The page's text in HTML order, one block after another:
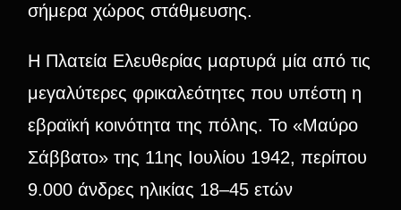
σήμερα χώρος στάθμευσης.
Η Πλατεία Ελευθερίας μαρτυρά μία από τις
μεγαλύτερες φρικαλεότητες που υπέστη η
εβραϊκή κοινότητα της πόλης. Το «Μαύρο
Σάββατο» της 11ης Ιουλίου 1942, περίπου
9.000 άνδρες ηλικίας 18–45 ετών